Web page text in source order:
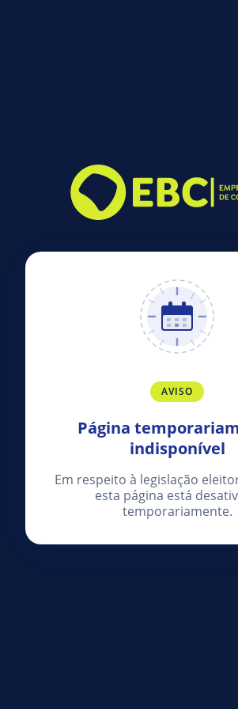
AVISO
Página
indisponível
Em respeito à legislação
esta página está
temporariamente.